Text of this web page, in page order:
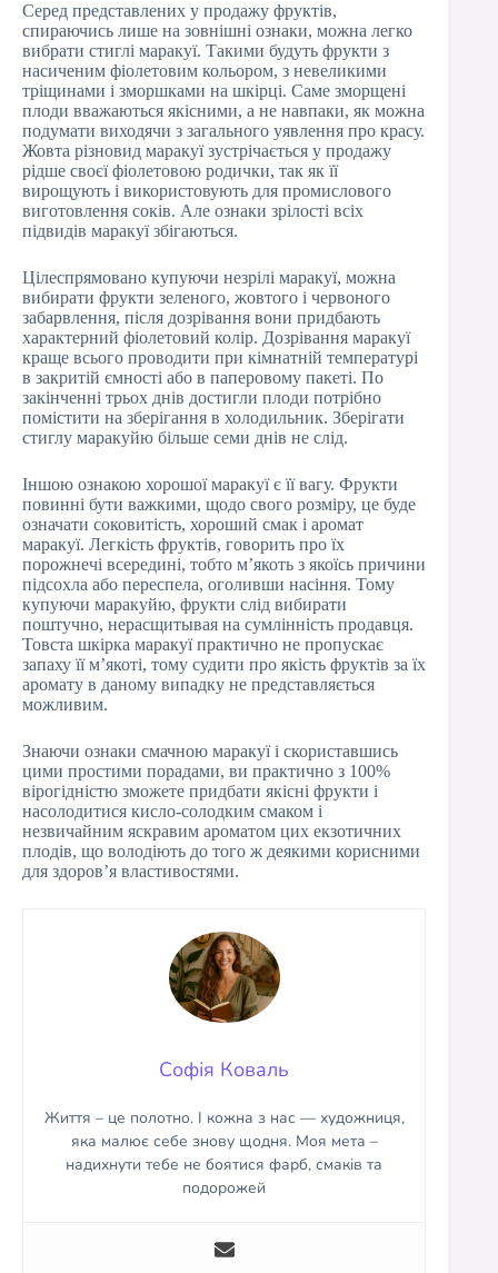
Серед представлених у продажу фруктів,
спираючись лише на зовнішні ознаки, можна легко
вибрати стиглі маракуї. Такими будуть фрукти з
насиченим фіолетовим кольором, з невеликими
тріщинами і зморшками на шкірці. Саме зморщені
плоди вважаються якісними, а не навпаки, як можна
подумати виходячи з загального уявлення про красу.
Жовта різновид маракуї зустрічається у продажу
рідше своєї фіолетовою родички, так як її
вирощують і використовують для промислового
виготовлення соків. Але ознаки зрілості всіх
підвидів маракуї збігаються.
Цілеспрямовано купуючи незрілі маракуї, можна
вибирати фрукти зеленого, жовтого і червоного
забарвлення, після дозрівання вони придбають
характерний фіолетовий колір. Дозрівання маракуї
краще всього проводити при кімнатній температурі
в закритій ємності або в паперовому пакеті. По
закінченні трьох днів достигли плоди потрібно
помістити на зберігання в холодильник. Зберігати
стиглу маракуйю більше семи днів не слід.
Іншою ознакою хорошої маракуї є її вагу. Фрукти
повинні бути важкими, щодо свого розміру, це буде
означати соковитість, хороший смак і аромат
маракуї. Легкість фруктів, говорить про їх
порожнечі всередині, тобто м’якоть з якоїсь причини
підсохла або переспела, оголивши насіння. Тому
купуючи маракуйю, фрукти слід вибирати
поштучно, нерасщитывая на сумлінність продавця.
Товста шкірка маракуї практично не пропускає
запаху її м’якоті, тому судити про якість фруктів за їх
аромату в даному випадку не представляється
можливим.
Знаючи ознаки смачною маракуї і скориставшись
цими простими порадами, ви практично з 100%
вірогідністю зможете придбати якісні фрукти і
насолодитися кисло-солодким смаком і
незвичайним яскравим ароматом цих екзотичних
плодів, що володіють до того ж деякими корисними
для здоров’я властивостями.
Софія Коваль
Життя – це полотно. І кожна з нас — художниця,
яка малює себе знову щодня. Моя мета –
надихнути тебе не боятися фарб, смаків та
подорожей